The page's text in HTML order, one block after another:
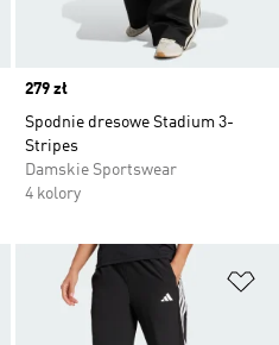
Price
279 zł
Spodnie dresowe Stadium 3-
Stripes
Damskie Sportswear
4 kolory
Dodaj do listy życzeń